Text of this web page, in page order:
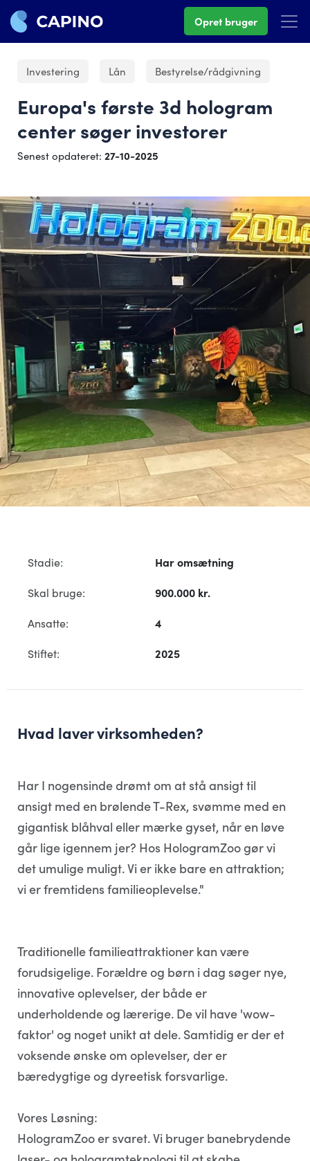
Opret bruger
Investering Lån Bestyrelse/rådgivning
Europa's første 3d hologram
center søger investorer
Senest opdateret: 27-10-2025
Stadie:
Har omsætning
Skal bruge:
900.000 kr.
Ansatte:
4
Stiftet:
2025
Hvad laver virksomheden?
Har I nogensinde drømt om at stå ansigt til
ansigt med en brølende T-Rex, svømme med en
gigantisk blåhval eller mærke gyset, når en løve
går lige igennem jer? Hos HologramZoo gør vi
det umulige muligt. Vi er ikke bare en attraktion;
vi er fremtidens familieoplevelse."
Traditionelle familieattraktioner kan være
forudsigelige. Forældre og børn i dag søger nye,
innovative oplevelser, der både er
underholdende og lærerige. De vil have 'wow-
faktor' og noget unikt at dele. Samtidig er der et
voksende ønske om oplevelser, der er
bæredygtige og dyreetisk forsvarlige.
Vores Løsning:
HologramZoo er svaret. Vi bruger banebrydende